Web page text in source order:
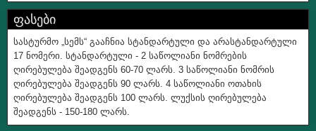
ფასები
სასტურმო „სემს“ გააჩნია სტანდარტული და არასტანდარტული
17 ნომერი. სტანდარტული - 2 საწოლიანი ნომრების
ღირებულება შეადგენს 60-70 ლარს. 3 საწოლიანი ნომრის
ღირებულება შეადგენს 90 ლარს. 4 საწოლიანი ოთახის
ღირებულება შეადგენს 100 ლარს. ლუქსის ღირებულება
შეადგენს - 150-180 ლარს.